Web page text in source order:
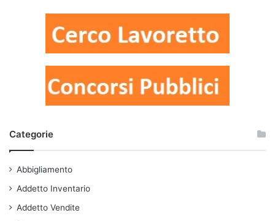
Categorie
Abbigliamento
Addetto Inventario
Addetto Vendite